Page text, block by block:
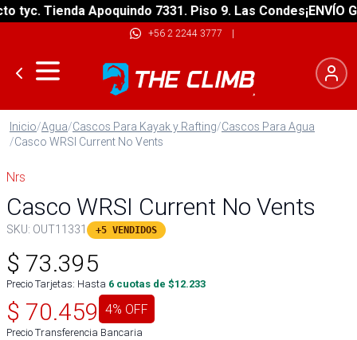
Tienda Apoquindo 7331. Piso 9. Las Condes¡ENVÍO
+56 2 2244 3777 |
Inicio/Agua/Cascos Para Kayak y Rafting/Cascos Para Agua
/Casco WRSI Current No Vents
Nrs
Casco WRSI Current No Vents
SKU: OUT11331 +5 VENDIDOS
$ 73.395
Precio Tarjetas: Hasta 6 cuotas de $12.233
$ 70.459 4% OFF
Precio Transferencia Bancaria